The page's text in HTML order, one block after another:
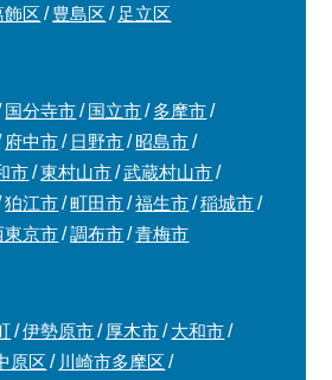
飾区 豊島区 足立区
国分寺市 国立市
多摩市
府中市 日野市
昭島市
市 東村山市
武蔵村山市
狛江市 町田市 福生市
稲城市
東京市 調布市 青梅市
伊勢原市 厚木市
大和市
原区
川崎市多摩区